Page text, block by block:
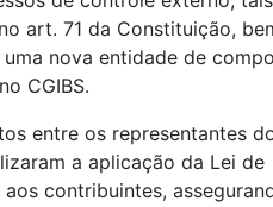
art. 71 da Constituição,
nova entidade de
CGIBS.
entre os representantes
a aplicação da Lei de
contribuintes,